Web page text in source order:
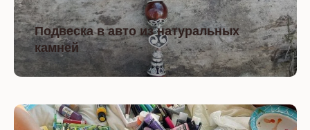
Подвеска в авто из натуральных
камней